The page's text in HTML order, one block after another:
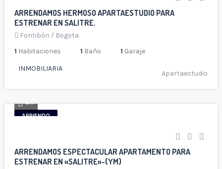
ARRENDAMOS HERMOSO APARTAESTUDIO PARA
ESTRENAR EN SALITRE.
Fontibón / Bogota
1 Habitaciones 1 Baño 1 Garaje
INMOBILIARIA
Apartaestudio
ARRIENDO
23
ARRENDAMOS ESPECTACULAR APARTAMENTO PARA
ESTRENAR EN «SALITRE»-(YM)